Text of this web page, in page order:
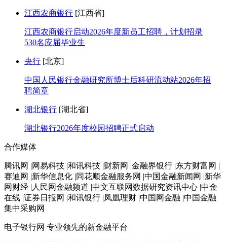
江西农商银行 [江西省]
江西农商银行启动2026年度新员工招聘，计划招录
530名应届毕业生
央行 [北京]
中国人民银行金融研究所博士后科研流动站2026年招
聘简章
湖北银行 [湖北省]
湖北银行2026年度校园招聘正式启动
合作媒体
腾讯网 |网易科技 |和讯科技 |财新网 |金融界银行 |东方财富网 |
赛迪网 |新华信息化 |同花顺金融服务网 |中国金融新闻网 |新华
网财经 |人民网金融频道 |中文互联网数据研究资讯中心 |中金
在线 |证券日报网 |和讯银行 |凤凰理财 |中国网金融 |中国金融
集中采购网
电子银行网 专业领先的新金融平台